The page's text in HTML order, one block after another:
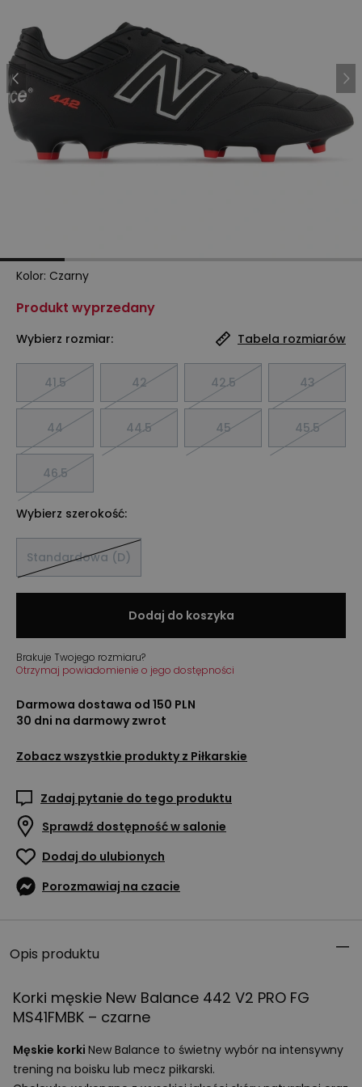
Kolor: Czarny
Produkt wyprzedany
Wybierz rozmiar: Tabela rozmiarów
41.5 42 42.5 43
44 44.5 45 45.5
46.5
Wybierz szerokość:
Standardowa (D)
Dodaj do koszyka
Brakuje Twojego rozmiaru?
Otrzymaj powiadomienie o jego dostępności
Darmowa dostawa od 150 PLN
30 dni na darmowy zwrot
Zobacz wszystkie produkty z Piłkarskie
Zadaj pytanie do tego produktu
Sprawdź dostępność w salonie
Dodaj do ulubionych
Porozmawiaj na czacie
Opis produktu
Korki męskie New Balance 442 V2 PRO FG
MS41FMBK – czarne
Męskie korki New Balance to świetny wybór na intensywny
trening na boisku lub mecz piłkarski.